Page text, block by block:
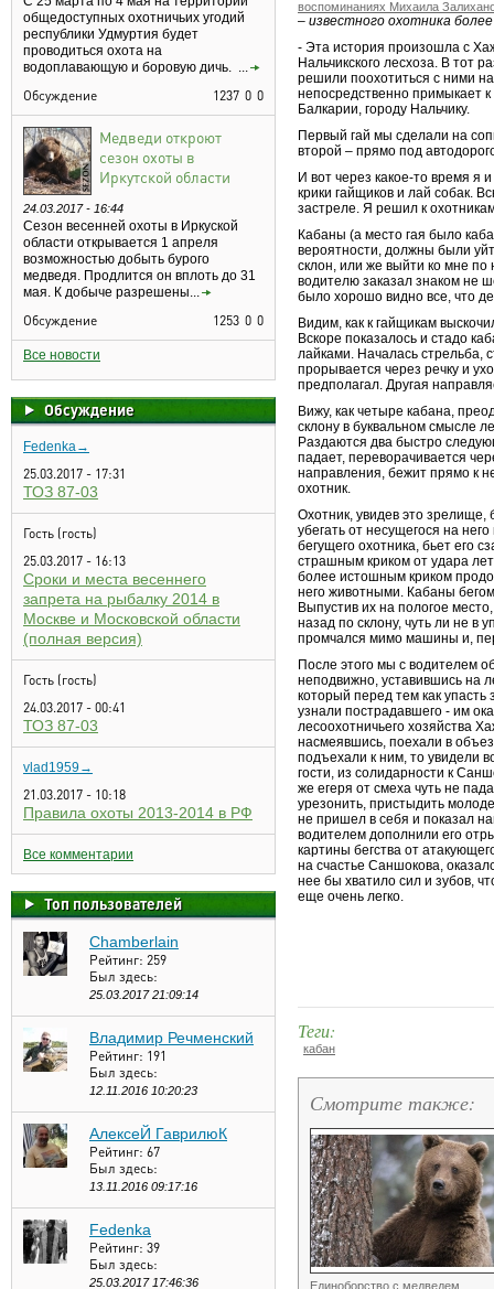
общедоступных охотничьих угодий
республики Удмуртия будет
проводиться охота на
водоплавающую и боровую дичь. ...
Обсуждение 1237 0 0
Медведи откроют
сезон охоты в
Иркутской области
24.03.2017 - 16:44
Сезон весенней охоты в Иркуской
области открывается 1 апреля
возможностью добыть бурого
медведя. Продлится он вплоть до 31
мая. К добыче разрешены...
Обсуждение 1253 0 0
Все новости
Обсуждение
Fedenka→
25.03.2017 - 17:31
ТОЗ 87-03
Гость (гость)
25.03.2017 - 16:13
Сроки и места весеннего
запрета на рыбалку 2014 в
Москве и Московской области
(полная версия)
Гость (гость)
24.03.2017 - 00:41
ТОЗ 87-03
vlad1959→
21.03.2017 - 10:18
Правила охоты 2013-2014 в РФ
Все комментарии
Топ пользователей
Chamberlain
Рейтинг: 259
Был здесь:
25.03.2017 21:09:14
Владимир Речменский
Рейтинг: 191
Был здесь:
12.11.2016 10:20:23
АлексеЙ ГаврилюК
Рейтинг: 67
Был здесь:
13.11.2016 09:17:16
Fedenka
Рейтинг: 39
Был здесь:
25.03.2017 17:46:36
воспоминаниях Михаила
– известного охотника
- Эта история произошла с
Нальчикского лесхоза. В тот
решили поохотиться с ними
непосредственно примыкает
Балкарии, городу Нальчику.
Первый гай мы сделали на
второй – прямо под
И вот через какое-то время я
крики гайщиков и лай собак.
застреле. Я решил к
Кабаны (а место гая было
вероятности, должны были
склон, или же выйти ко мне по
водителю заказал знаком не
было хорошо видно все, что
Видим, как к гайщикам
Вскоре показалось и стадо
лайками. Началась стрельба,
прорывается через речку и
предполагал. Другая
Вижу, как четыре кабана,
склону в буквальном смысле
Раздаются два быстро
падает, переворачивается
направления, бежит прямо к
охотник.
Охотник, увидев это зрелище,
убегать от несущегося на
бегущего охотника, бьет его
страшным криком от удара
более истошным криком
него животными. Кабаны
Выпустив их на пологое
назад по склону, чуть ли не в
промчался мимо машины и,
После этого мы с водителем
неподвижно, уставившись на
который перед тем как
узнали пострадавшего - им
лесоохотничьего хозяйства
насмеявшись, поехали в
подъехали к ним, то увидели
гости, из солидарности к
же егеря от смеха чуть не
урезонить, пристыдить
не пришел в себя и показал
водителем дополнили его
картины бегства от
на счастье Саншокова,
нее бы хватило сил и зубов,
еще очень легко.
Теги:
кабан
Смотрите также:
Единоборство с медведем